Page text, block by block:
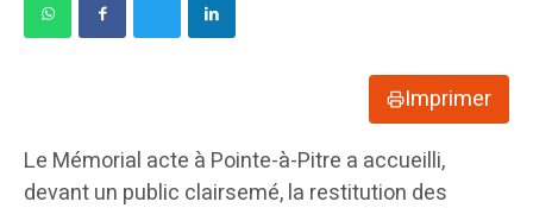
Imprimer
Le Mémorial acte à Pointe-à-Pitre a accueilli,
devant un public clairsemé, la restitution des